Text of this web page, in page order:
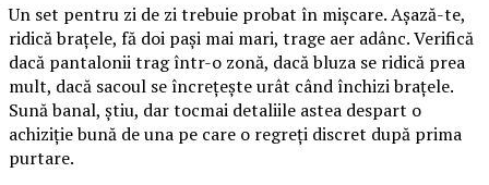
Un set pentru zi de zi trebuie probat în mișcare. Așază-te,
ridică brațele, fă doi pași mai mari, trage aer adânc. Verifică
dacă pantalonii trag într-o zonă, dacă bluza se ridică prea
mult, dacă sacoul se încrețește urât când închizi brațele.
Sună banal, știu, dar tocmai detaliile astea despart o
achiziție bună de una pe care o regreți discret după prima
purtare.